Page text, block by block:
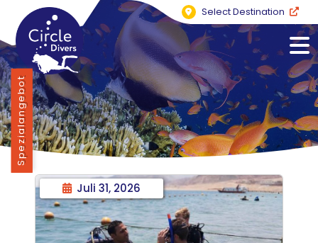
Select Destination
Juli 31, 2026
Spezialangebot